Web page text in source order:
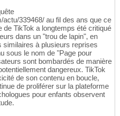
339468/ au fil des ans que ce
TikTok a longtemps été critiqué
dans un "trou de lapin", en
à plusieurs reprises
sous le nom de "Page pour
sont bombardés de manière
dangereux. TikTok
de son contenu en boucle,
de proliférer sur la plateforme
pour enfants observent